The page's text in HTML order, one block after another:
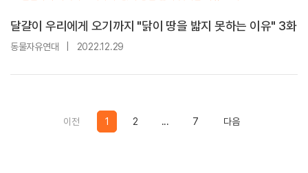
달걀이 우리에게 오기까지 "닭이 땅을 밟지 못하는 이유" 3화
동물자유연대 2022.12.29
이전Previous
1 2 ... 7 다음Previous